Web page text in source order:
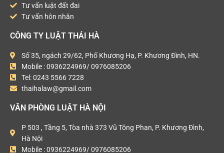
Tư vấn luật đất đai
Tư vấn hôn nhân
CÔNG TY LUẬT THÁI HÀ
Số 35, ngách 29/62, Phố Khương Hạ, P. Khương Đình, HN.
Mobile : 0936224969/ 0976085206
Tel: 0243 5566 7228
thaihalaw@gmail.com
VĂN PHÒNG LUẬT HÀ NỘI
P 503 , Tầng 5, Tòa nhà 373 Vũ Tông Phan, P. Khương Đình,
Hà Nội
Mobile : 0936224969/ 0976085206